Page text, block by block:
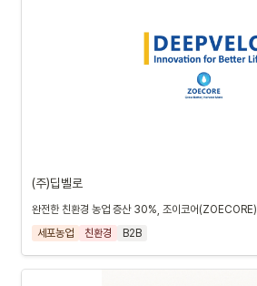
(주)딥벨로
완전한 친환경 농업 증산 30%, 조이코어(ZOECORE)
세포농업
친환경 B2B